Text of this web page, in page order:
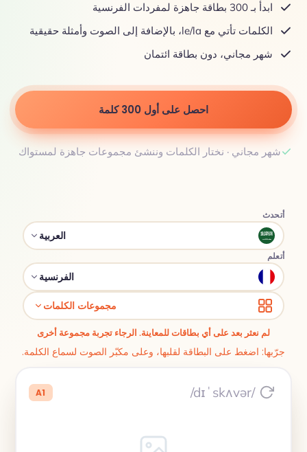
ابدأ بـ 300 بطاقة جاهزة لمفردات الفرنسية
الكلمات تأتي مع le/la، بالإضافة إلى الصوت وأمثلة حقيقية
شهر مجاني، دون بطاقة ائتمان
احصل على أول 300 كلمة
شهر مجاني · نختار الكلمات وننشئ مجموعات جاهزة لمستواك
أتحدث
العربية
أتعلم
الفرنسية
مجموعات الكلمات
لم نعثر بعد على أي بطاقات للمعاينة. الرجاء تجربة مجموعة أخرى
جرّبها: اضغط على البطاقة لقلبها، وعلى مكبّر الصوت لسماع الكلمة.
A1 /dɪˈskʌvər/